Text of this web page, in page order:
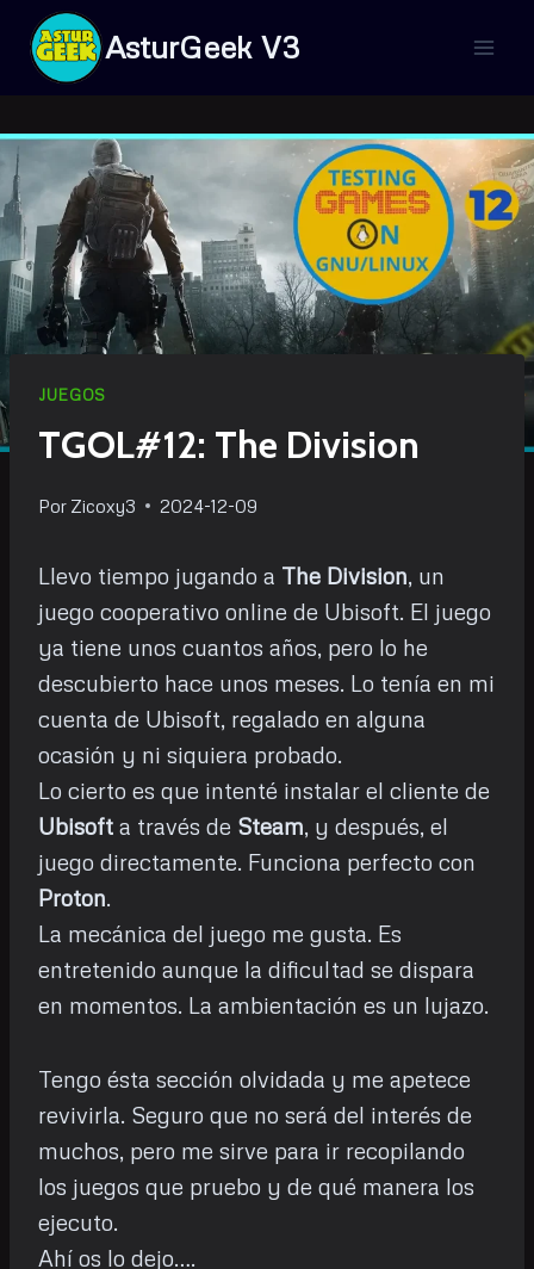
Saltar
contenido
AsturGeek V3
JUEGOS
TGOL#12: The Division
Por Zicoxy3 2024-12-09
Llevo tiempo jugando a The Division, un
juego cooperativo online de Ubisoft. El juego
ya tiene unos cuantos años, pero lo he
descubierto hace unos meses. Lo tenía en mi
cuenta de Ubisoft, regalado en alguna
ocasión y ni siquiera probado.
Lo cierto es que intenté instalar el cliente de
Ubisoft a través de Steam, y después, el
juego directamente. Funciona perfecto con
Proton.
La mecánica del juego me gusta. Es
entretenido aunque la dificultad se dispara
en momentos. La ambientación es un lujazo.
Tengo ésta sección olvidada y me apetece
revivirla. Seguro que no será del interés de
muchos, pero me sirve para ir recopilando
los juegos que pruebo y de qué manera los
ejecuto.
Ahí os lo dejo….